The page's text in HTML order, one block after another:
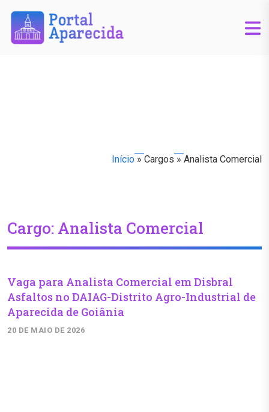
Início » Cargos » Analista Comercial
Cargo: Analista Comercial
Vaga para Analista Comercial em Disbral
Asfaltos no DAIAG-Distrito Agro-Industrial de
Aparecida de Goiânia
20 DE MAIO DE 2026